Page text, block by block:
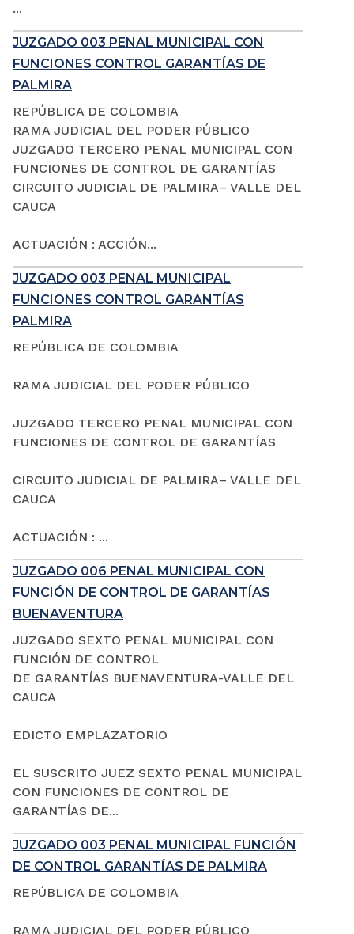
...
JUZGADO 003 PENAL MUNICIPAL CON
FUNCIONES CONTROL GARANTÍAS DE
PALMIRA
REPÚBLICA DE COLOMBIA
RAMA JUDICIAL DEL PODER PÚBLICO
JUZGADO TERCERO PENAL MUNICIPAL CON
FUNCIONES DE CONTROL DE GARANTÍAS
CIRCUITO JUDICIAL DE PALMIRA– VALLE DEL
CAUCA
ACTUACIÓN : ACCIÓN...
JUZGADO 003 PENAL MUNICIPAL
FUNCIONES CONTROL GARANTÍAS
PALMIRA
REPÚBLICA DE COLOMBIA
RAMA JUDICIAL DEL PODER PÚBLICO
JUZGADO TERCERO PENAL MUNICIPAL CON
FUNCIONES DE CONTROL DE GARANTÍAS
CIRCUITO JUDICIAL DE PALMIRA– VALLE DEL
CAUCA
ACTUACIÓN : ...
JUZGADO 006 PENAL MUNICIPAL CON
FUNCIÓN DE CONTROL DE GARANTÍAS
BUENAVENTURA
JUZGADO SEXTO PENAL MUNICIPAL CON
FUNCIÓN DE CONTROL
DE GARANTÍAS BUENAVENTURA-VALLE DEL
CAUCA
EDICTO EMPLAZATORIO
EL SUSCRITO JUEZ SEXTO PENAL MUNICIPAL
CON FUNCIONES DE CONTROL DE
GARANTÍAS DE...
JUZGADO 003 PENAL MUNICIPAL FUNCIÓN
DE CONTROL GARANTÍAS DE PALMIRA
REPÚBLICA DE COLOMBIA
RAMA JUDICIAL DEL PODER PÚBLICO